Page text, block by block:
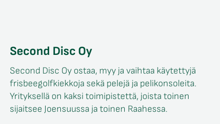
Second Disc Oy
Second Disc Oy ostaa, myy ja vaihtaa käytettyjä
frisbeegolfkiekkoja sekä pelejä ja pelikonsoleita.
Yrityksellä on kaksi toimipistettä, joista toinen
sijaitsee Joensuussa ja toinen Raahessa.